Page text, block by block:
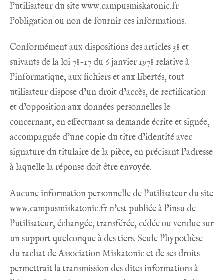
l’utilisateur du sitewww.campusmiskatonic.fr
l’obligation ou non de fournir ces informations.
Conformément aux dispositions des articles 38 et
suivants de la loi 78-17 du 6 janvier 1978 relative à
l’informatique, aux fichiers et aux libertés, tout
utilisateur dispose d’un droit d’accès, de rectification
et d’opposition aux données personnelles le
concernant, en effectuant sa demande écrite et signée,
accompagnée d’une copie du titre d’identité avec
signature du titulaire de la pièce, en précisant l’adresse
à laquelle la réponse doit être envoyée.
Aucune information personnelle de l’utilisateur du site
www.campusmiskatonic.fr n’est publiée à l’insu de
l’utilisateur, échangée, transférée, cédée ou vendue sur
un support quelconque à des tiers. Seule l’hypothèse
du rachat de Association Miskatonic et de ses droits
permettrait la transmission des dites informations à